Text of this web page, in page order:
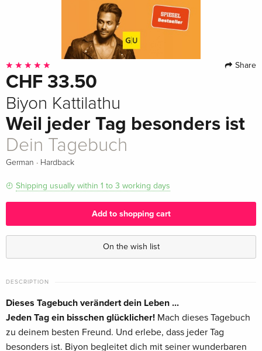
Share
CHF 33.50
Biyon Kattilathu
Weil jeder Tag besonders ist
Dein Tagebuch
German · Hardback
Shipping usually within 1 to 3 working days
Add to shopping cart
On the wish list
DESCRIPTION
Dieses Tagebuch verändert dein Leben ...
Jeden Tag ein bisschen glücklicher! Mach dieses Tagebuch
zu deinem besten Freund. Und erlebe, dass jeder Tag
besonders ist. Biyon begleitet dich mit seiner wunderbaren